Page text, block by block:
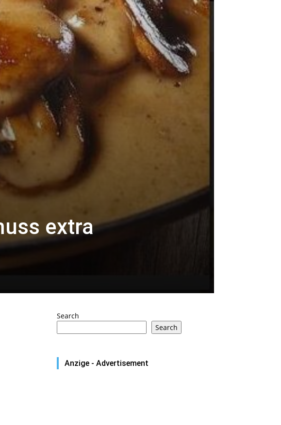
extra
Search
Search
Anzige - Advertisement